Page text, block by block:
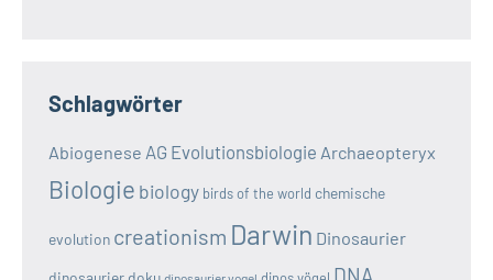
Schlagwörter
Abiogenese AG Evolutionsbiologie Archaeopteryx
Biologie biology birds of the world chemische
evolution creationism Darwin Dinosaurier